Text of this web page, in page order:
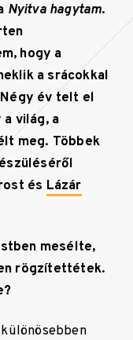
Nyitva hagytam.
hogy a
a srácokkal
év telt el
világ, a
meg. Többek
és Lázár
mesélte,
rögzítettétek.